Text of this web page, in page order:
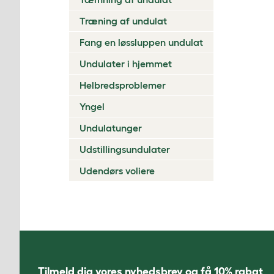
Træning af undulat
Fang en løssluppen undulat
Undulater i hjemmet
Helbredsproblemer
Yngel
Undulatunger
Udstillingsundulater
Udendørs voliere
Tilmeld dig vores nyhedsbrev og få 10% rabat